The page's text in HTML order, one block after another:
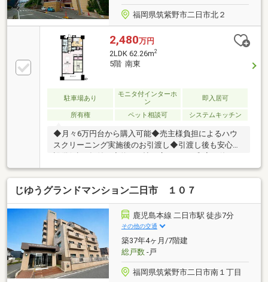
福岡県筑紫野市二日市北２
2,480万円
2LDK 62.26m2
5階 南東
駐車場あり
モニタ付インターホ
ン
即入居可
所有権 ペット相談可 システムキッチン
◆月々6万円台から購入可能◆売主様負担によるハウ
スクリーニング実施後のお引渡し◆引渡し後も安心の
すい間取り◆5階部分につき陽当たり・通風・眺望良
好◆ペット相談可能（規約の範囲内）◆西鉄二日市駅
徒歩9分、JR利用で博多方面へのアクセス良好◆イオ
ン二日市・レガネット徒歩圏内◆イオンモール筑紫
野・ゆめタウン筑紫野も利用しやすい住環境◆重厚感
のあるエントランスと管理の行き届いた共用部分も魅
力◆室内状態良好。購入後のリフォーム費用を抑えて
新生活をスタートできます。
じゆうグランドマンション二日市 １０７
鹿児島本線 二日市駅 徒歩7分
その他の交通
築37年4ヶ月/7階建
総戸数-戸
福岡県筑紫野市二日市南１丁目